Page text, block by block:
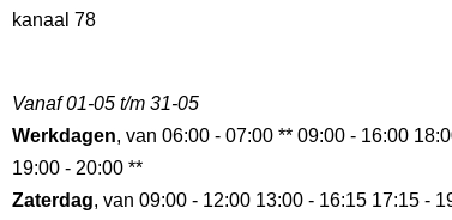
kanaal 78
Vanaf 01-05 t/m 31-05
Werkdagen, van 06:00 - 07:00 ** 09:00 - 16:00
19:00 - 20:00 **
Zaterdag, van 09:00 - 12:00 13:00 - 16:15 17:15 -